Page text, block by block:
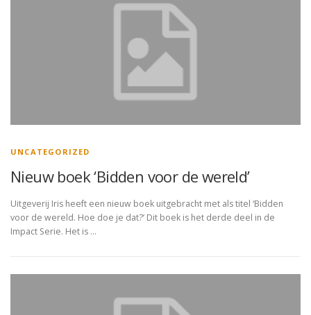
UNCATEGORIZED
Nieuw boek ‘Bidden voor de wereld’
Uitgeverij Iris heeft een nieuw boek uitgebracht met als titel ‘Bidden
voor de wereld. Hoe doe je dat?’ Dit boek is het derde deel in de
Impact Serie. Het is …